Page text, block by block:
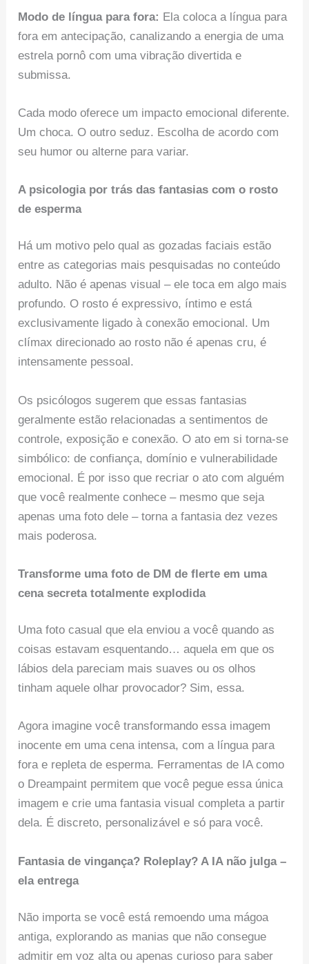
Modo de língua para fora: Ela coloca a língua para
fora em antecipação, canalizando a energia de uma
estrela pornô com uma vibração divertida e
submissa.
Cada modo oferece um impacto emocional diferente.
Um choca. O outro seduz. Escolha de acordo com
seu humor ou alterne para variar.
A psicologia por trás das fantasias com o rosto
de esperma
Há um motivo pelo qual as gozadas faciais estão
entre as categorias mais pesquisadas no conteúdo
adulto. Não é apenas visual – ele toca em algo mais
profundo. O rosto é expressivo, íntimo e está
exclusivamente ligado à conexão emocional. Um
clímax direcionado ao rosto não é apenas cru, é
intensamente pessoal.
Os psicólogos sugerem que essas fantasias
geralmente estão relacionadas a sentimentos de
controle, exposição e conexão. O ato em si torna-se
simbólico: de confiança, domínio e vulnerabilidade
emocional. É por isso que recriar o ato com alguém
que você realmente conhece – mesmo que seja
apenas uma foto dele – torna a fantasia dez vezes
mais poderosa.
Transforme uma foto de DM de flerte em uma
cena secreta totalmente explodida
Uma foto casual que ela enviou a você quando as
coisas estavam esquentando… aquela em que os
lábios dela pareciam mais suaves ou os olhos
tinham aquele olhar provocador? Sim, essa.
Agora imagine você transformando essa imagem
inocente em uma cena intensa, com a língua para
fora e repleta de esperma. Ferramentas de IA como
o Dreampaint permitem que você pegue essa única
imagem e crie uma fantasia visual completa a partir
dela. É discreto, personalizável e só para você.
Fantasia de vingança? Roleplay? A IA não julga –
ela entrega
Não importa se você está remoendo uma mágoa
antiga, explorando as manias que não consegue
admitir em voz alta ou apenas curioso para saber